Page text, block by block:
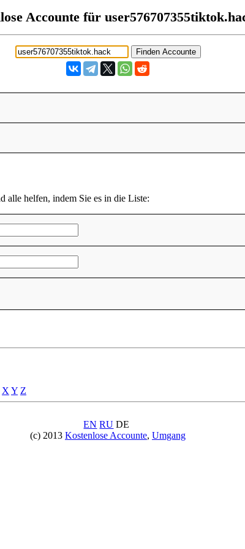
Accounte für
alle helfen, indem Sie es in die Liste:
XY Z
EN RU DE
(c) 2013 Kostenlose Accounte, Umgang